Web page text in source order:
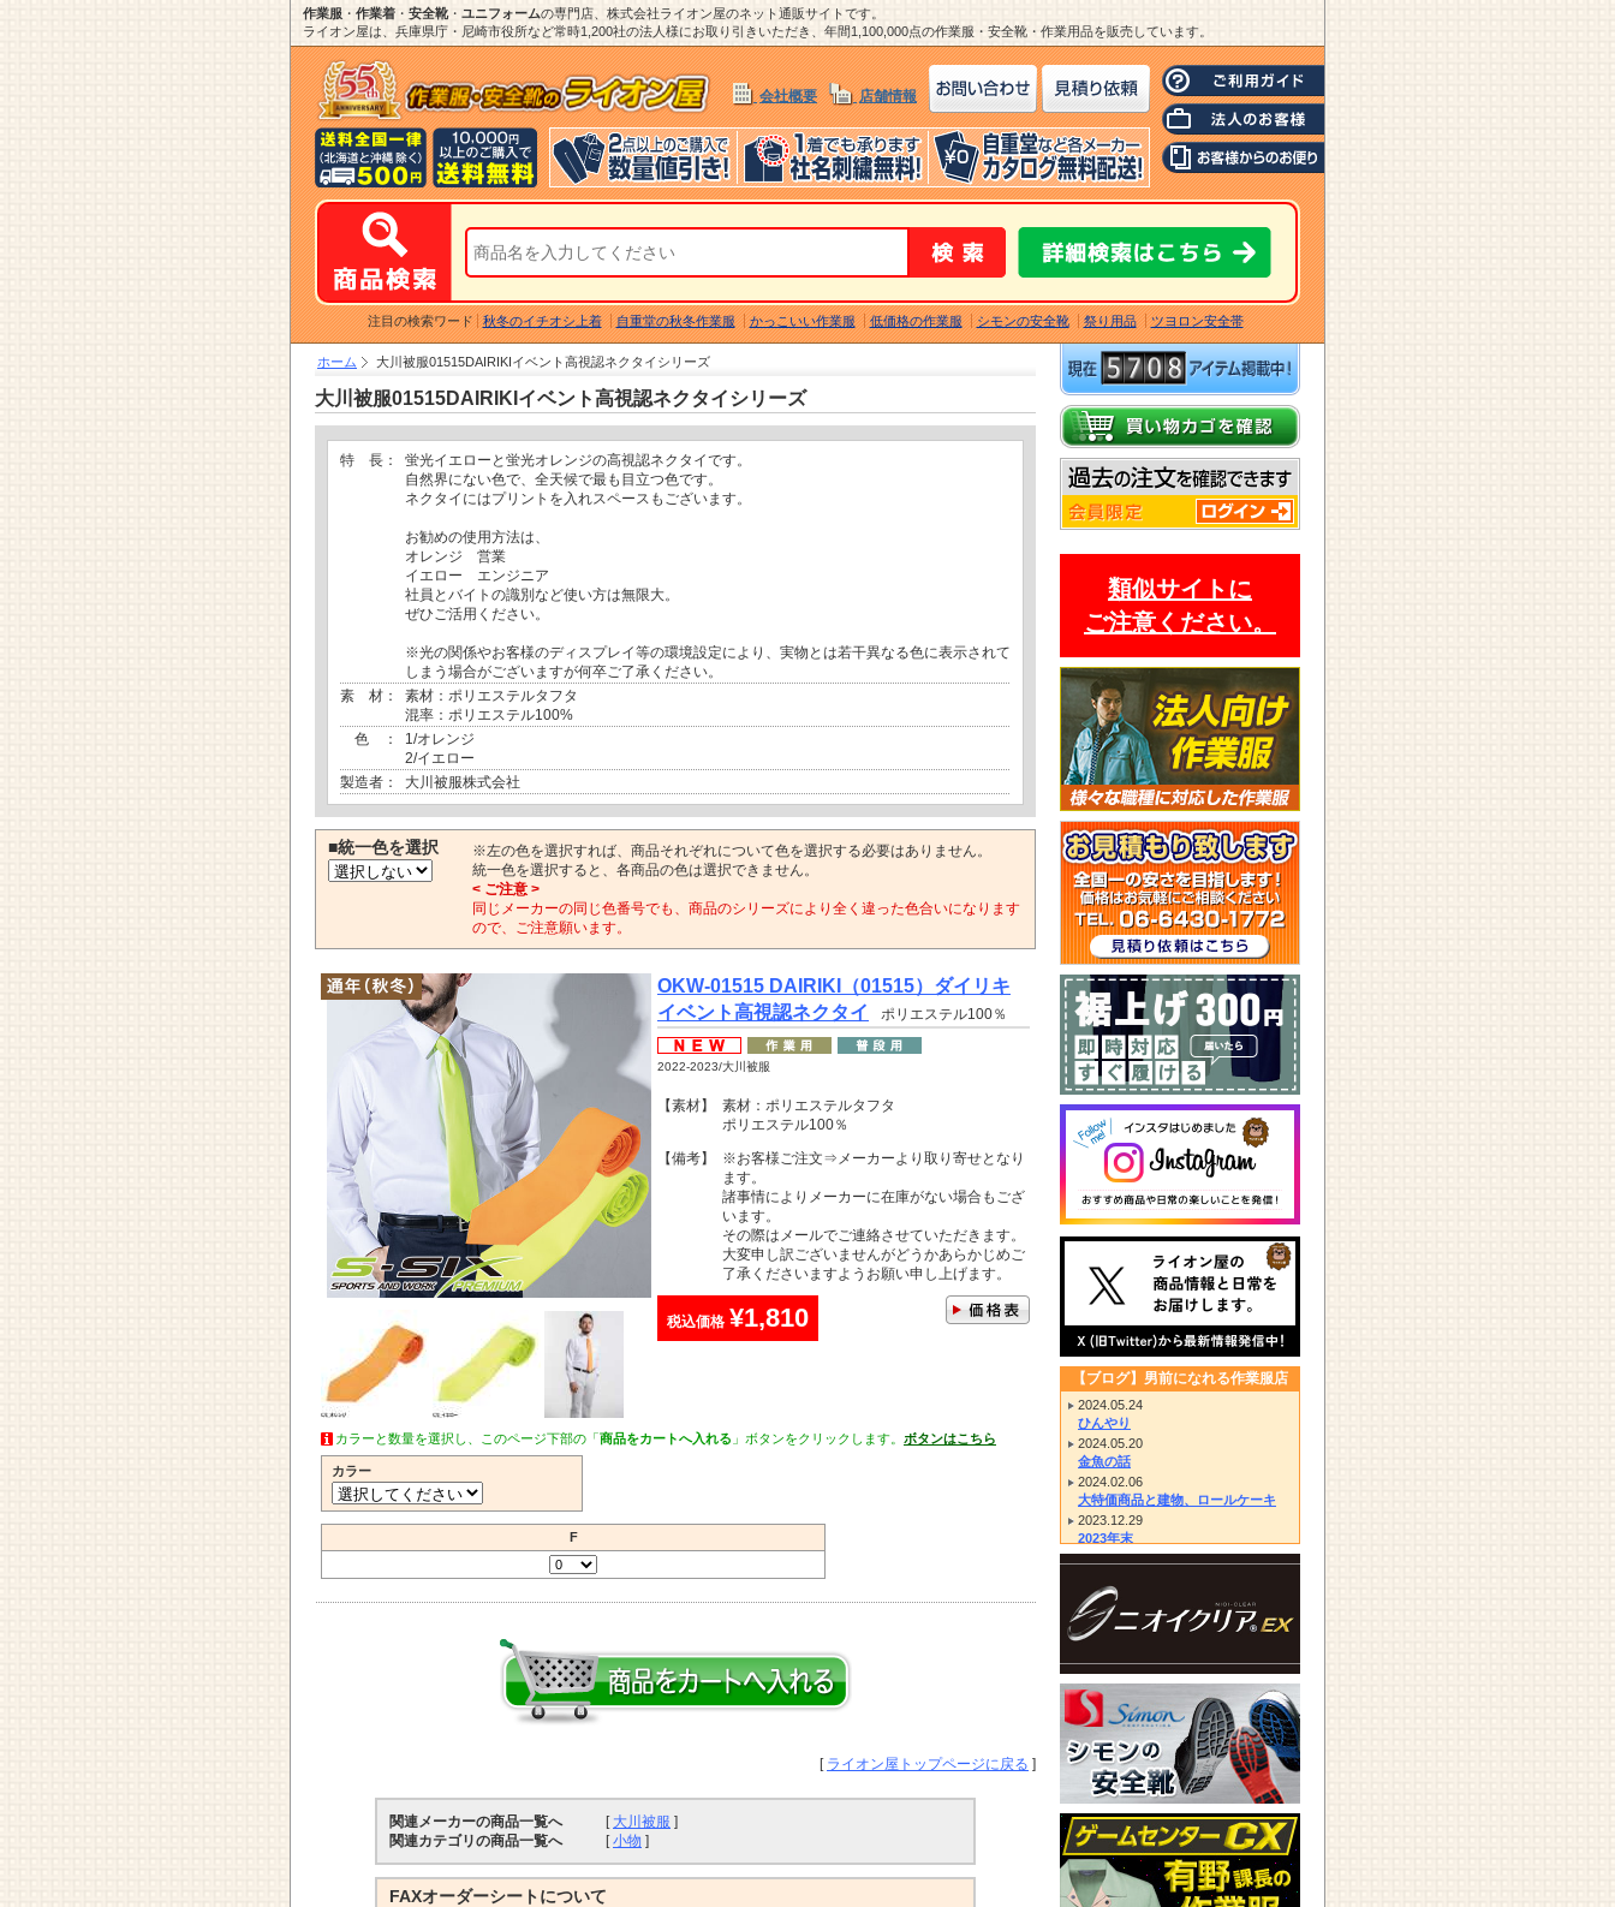
作業服 ・ 作業着 ・ 安全靴・ ユニフォームの専門店、株式会社ライオン屋のネット通販サイトです。
ライオン屋は、兵庫県庁・尼崎市役所など常時1,200社の法人様にお取り引きいただき、年間1,100,000点の作業服・安全靴・作業用品を販売しています。
会社概要 店舗情報
注目の検索ワード 秋冬のイチオシ上着 自重堂の秋冬作業服 かっこいい作業服 低価格の作業服 シモンの安全靴 祭り用品 ツヨロン安全帯
ホーム 大川被服01515DAIRIKIイベント高視認ネクタイシリーズ
大川被服01515DAIRIKIイベント高視認ネクタイシリーズ
特 長：
蛍光イエローと蛍光オレンジの高視認ネクタイです。
自然界にない色で、全天候で最も目立つ色です。
ネクタイにはプリントを入れスペースもございます。
お勧めの使用方法は、
オレンジ 営業
イエロー エンジニア
社員とバイトの識別など使い方は無限大。
ぜひご活用ください。
※光の関係やお客様のディスプレイ等の環境設定により、実物とは若干異なる色に表示されて
しまう場合がございますが何卒ご了承ください。
素 材：
素材：ポリエステルタフタ
混率：ポリエステル100%
色 ：
1/オレンジ
2/イエロー
製造者：
大川被服株式会社
■統一色を選択
※左の色を選択すれば、商品それぞれについて色を選択する必要はありません。
統一色を選択すると、各商品の色は選択できません。
< ご注意 >
同じメーカーの同じ色番号でも、商品のシリーズにより全く違った色合いになります
ので、ご注意願います。
OKW-01515 DAIRIKI（01515）ダイリキ
イベント高視認ネクタイ
ポリエステル100％
2022-2023/大川被服
【素材】
素材：ポリエステルタフタ
ポリエステル100％
【備考】
※お客様ご注文⇒メーカーより取り寄せとなり
ます。
諸事情によりメーカーに在庫がない場合もござ
います。
その際はメールでご連絡させていただきます。
大変申し訳ございませんがどうかあらかじめご
了承くださいますようお願い申し上げます。
税込価格 ¥1,810
カラーと数量を選択し、このページ下部の「商品をカートへ入れる 」ボタンをクリックします。 ボタンはこちら
カラー
F
[ ライオン屋トップページに戻る ]
関連メーカーの商品一覧へ [ 大川被服 ]
関連カテゴリの商品一覧へ
[小物 ]
FAXオーダーシートについて
類似サイトに
ご注意ください。
【ブログ】男前になれる作業服店
2024.05.24
ひんやり
2024.05.20
金魚の話
2024.02.06
大特価商品と建物、ロールケーキ
2023.12.29
2023年末
2023.12.14